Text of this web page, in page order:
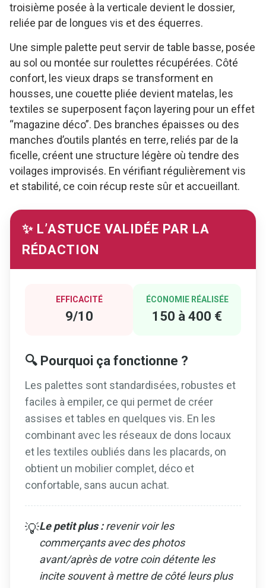
troisième posée à la verticale devient le dossier,
reliée par de longues vis et des équerres.
Une simple palette peut servir de table basse, posée
au sol ou montée sur roulettes récupérées. Côté
confort, les vieux draps se transforment en
housses, une couette pliée devient matelas, les
textiles se superposent façon layering pour un effet
“magazine déco”. Des branches épaisses ou des
manches d’outils plantés en terre, reliés par de la
ficelle, créent une structure légère où tendre des
voilages improvisés. En vérifiant régulièrement vis
et stabilité, ce coin récup reste sûr et accueillant.
✨ L’ASTUCE VALIDÉE PAR LA
RÉDACTION
EFFICACITÉ
9/10
ÉCONOMIE RÉALISÉE
150 à 400 €
🔍 Pourquoi ça fonctionne ?
Les palettes sont standardisées, robustes et
faciles à empiler, ce qui permet de créer
assises et tables en quelques vis. En les
combinant avec les réseaux de dons locaux
et les textiles oubliés dans les placards, on
obtient un mobilier complet, déco et
confortable, sans aucun achat.
💡Le petit plus :revenir voir les
commerçants avec des photos
avant/après de votre coin détente les
incite souvent à mettre de côté leurs plus